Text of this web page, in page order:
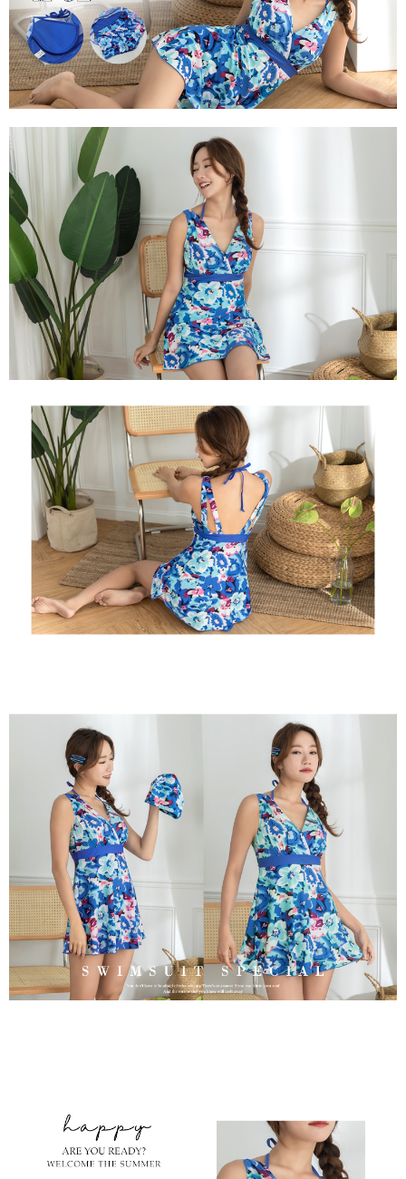
時審查核予不同之上限額度；若仍有額度不足之情形，本公司將視審查結果
請求用戶進行身份認證。
５．嚴禁一人註冊多個帳號或使用他人資訊註冊。若發現惡意使用之情形，
恩沛科技股份有限公司將有權停止該用戶之使用額度並採取法律行動。
每筆NT$80，滿NT$799(含以上)免運費
7-11取貨(快速到店)
每筆NT$90
宅配/離島不配送
每筆NT$80，滿NT$890(含以上)免運費
黑貓貨到付款
每筆NT$120
國家/地區配送